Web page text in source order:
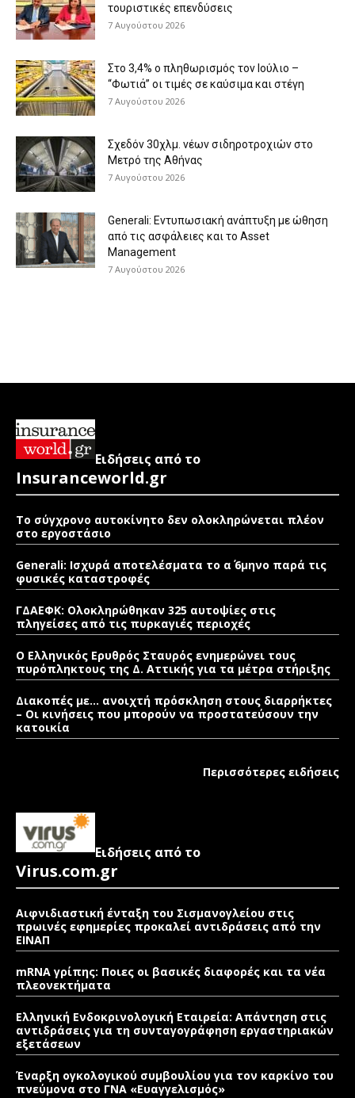
τουριστικές επενδύσεις
7 Αυγούστου 2026
Στο 3,4% ο πληθωρισμός τον Ιούλιο –
“Φωτιά” οι τιμές σε καύσιμα και στέγη
7 Αυγούστου 2026
Σχεδόν 30χλμ. νέων σιδηροτροχιών στο
Μετρό της Αθήνας
7 Αυγούστου 2026
Generali: Eντυπωσιακή ανάπτυξη με ώθηση
από τις ασφάλειες και το Asset
Management
7 Αυγούστου 2026
Ειδήσεις από το
Insuranceworld.gr
Το σύγχρονο αυτοκίνητο δεν ολοκληρώνεται πλέον
στο εργοστάσιο
Generali: Ισχυρά αποτελέσματα το α΄ 6μηνο παρά τις
φυσικές καταστροφές
ΓΔΑΕΦΚ: Ολοκληρώθηκαν 325 αυτοψίες στις
πληγείσες από τις πυρκαγιές περιοχές
Ο Ελληνικός Ερυθρός Σταυρός ενημερώνει τους
πυρόπληκτους της Δ. Αττικής για τα μέτρα στήριξης
Διακοπές με… ανοιχτή πρόσκληση στους διαρρήκτες
– Οι κινήσεις που μπορούν να προστατεύσουν την
κατοικία
Περισσότερες ειδήσεις
Ειδήσεις από το
Virus.com.gr
Αιφνιδιαστική ένταξη του Σισμανογλείου στις
πρωινές εφημερίες προκαλεί αντιδράσεις από την
ΕΙΝΑΠ
mRNA γρίπης: Ποιες οι βασικές διαφορές και τα νέα
πλεονεκτήματα
Ελληνική Ενδοκρινολογική Εταιρεία: Απάντηση στις
αντιδράσεις για τη συνταγογράφηση εργαστηριακών
εξετάσεων
Έναρξη ογκολογικού συμβουλίου για τον καρκίνο του
πνεύμονα στο ΓΝΑ «Ευαγγελισμός»